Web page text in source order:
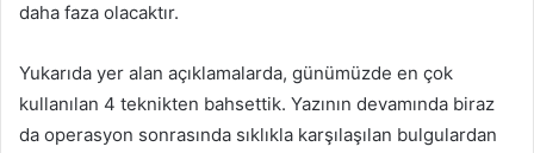
daha faza olacaktır.
Yukarıda yer alan açıklamalarda, günümüzde en çok
kullanılan 4 teknikten bahsettik. Yazının devamında biraz
da operasyon sonrasında sıklıkla karşılaşılan bulgulardan